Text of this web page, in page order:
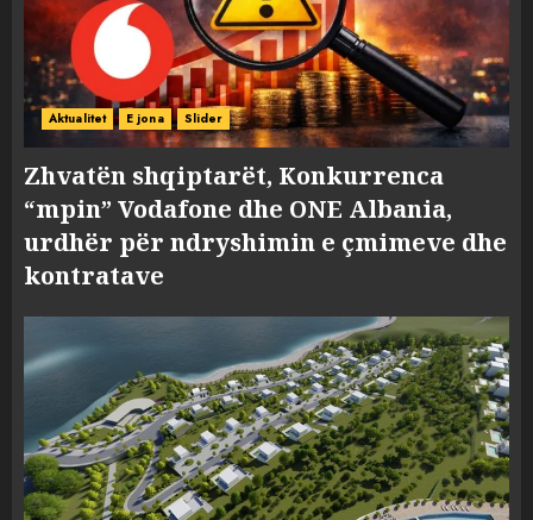
Aktualitet E jona Slider
Zhvatën shqiptarët, Konkurrenca
“mpin” Vodafone dhe ONE Albania,
urdhër për ndryshimin e çmimeve dhe
kontratave